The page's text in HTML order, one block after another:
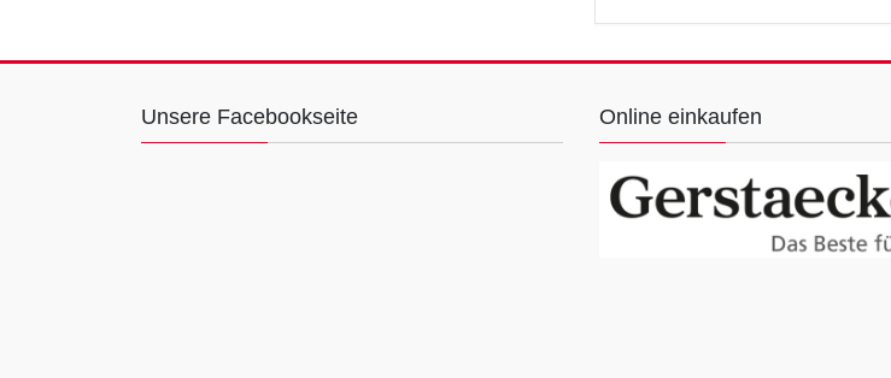
Unsere Facebookseite Online einkaufen